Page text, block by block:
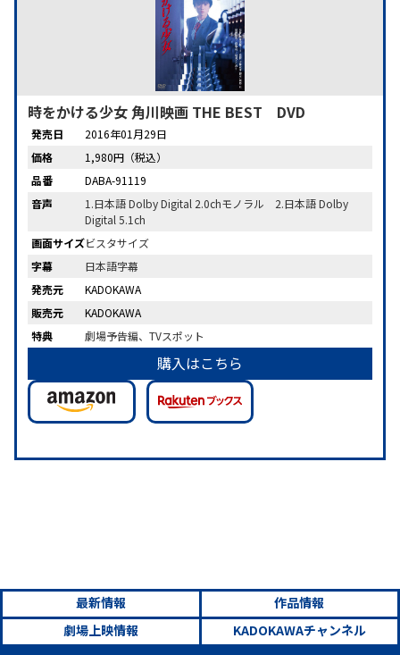
時をかける少女 角川映画 THE BEST DVD
発売日
2016年01月29日
価格
1,980円（税込）
品番
DABA-91119
音声
1.日本語 Dolby Digital 2.0chモノラル 2.日本語 Dolby
Digital 5.1ch
画面サイズビスタサイズ
字幕
日本語字幕
発売元
KADOKAWA
販売元
KADOKAWA
特典
劇場予告編、TVスポット
購入はこちら
最新情報
作品情報
劇場上映情報
KADOKAWAチャンネル